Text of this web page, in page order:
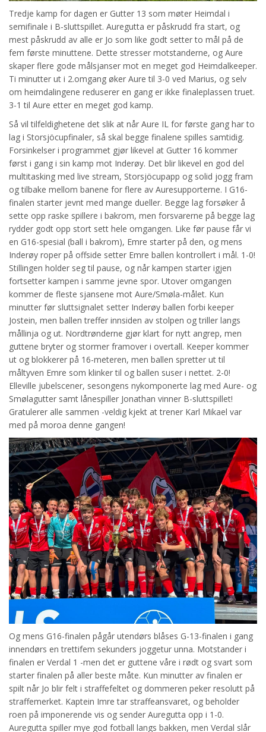
Tredje kamp for dagen er Gutter 13 som møter Heimdal i
semifinale i B-sluttspillet. Auregutta er påskrudd fra start, og
mest påskrudd av alle er Jo som like godt setter to mål på de
fem første minuttene. Dette stresser motstanderne, og Aure
skaper flere gode målsjanser mot en meget god Heimdalkeeper.
Ti minutter ut i 2.omgang øker Aure til 3-0 ved Marius, og selv
om heimdalingene reduserer en gang er ikke finaleplassen truet.
3-1 til Aure etter en meget god kamp.
Så vil tilfeldighetene det slik at når Aure IL for første gang har to
lag i Storsjöcupfinaler, så skal begge finalene spilles samtidig.
Forsinkelser i programmet gjør likevel at Gutter 16 kommer
først i gang i sin kamp mot Inderøy. Det blir likevel en god del
multitasking med live stream, Storsjöcupapp og solid jogg fram
og tilbake mellom banene for flere av Auresupporterne. I G16-
finalen starter jevnt med mange dueller. Begge lag forsøker å
sette opp raske spillere i bakrom, men forsvarerne på begge lag
rydder godt opp stort sett hele omgangen. Like før pause får vi
en G16-spesial (ball i bakrom), Emre starter på den, og mens
Inderøy roper på offside setter Emre ballen kontrollert i mål. 1-0!
Stillingen holder seg til pause, og når kampen starter igjen
fortsetter kampen i samme jevne spor. Utover omgangen
kommer de fleste sjansene mot Aure/Smøla-målet. Kun
minutter før sluttsignalet setter Inderøy ballen forbi keeper
Jostein, men ballen treffer innsiden av stolpen og triller langs
mållinja og ut. Nordtrønderne gjør klart for nytt angrep, men
guttene bryter og stormer framover i overtall. Keeper kommer
ut og blokkerer på 16-meteren, men ballen spretter ut til
måltyven Emre som klinker til og ballen suser i nettet. 2-0!
Elleville jubelscener, sesongens nykomponerte lag med Aure- og
Smølagutter samt lånespiller Jonathan vinner B-sluttspillet!
Gratulerer alle sammen -veldig kjekt at trener Karl Mikael var
med på moroa denne gangen!
Og mens G16-finalen pågår utendørs blåses G-13-finalen i gang
innendørs en trettifem sekunders joggetur unna. Motstander i
finalen er Verdal 1 -men det er guttene våre i rødt og svart som
starter finalen på aller beste måte. Kun minutter av finalen er
spilt når Jo blir felt i straffefeltet og dommeren peker resolutt på
straffemerket. Kaptein Imre tar straffeansvaret, og beholder
roen på imponerende vis og sender Auregutta opp i 1-0.
Auregutta spiller mye god fotball langs bakken, men Verdal slår